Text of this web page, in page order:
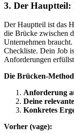
3. Der Hauptteil:
Der Hauptteil ist das
die Brücke zwischen
Unternehmen
Checkliste. Dein Job
Anforderungen
Die Brücken-
Anforderung
Deine
Konkretes
Vorher (vage):